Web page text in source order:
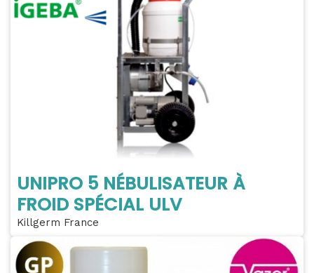
UNIPRO 5 NÉBULISATEUR À
FROID SPÉCIAL ULV
Killgerm France